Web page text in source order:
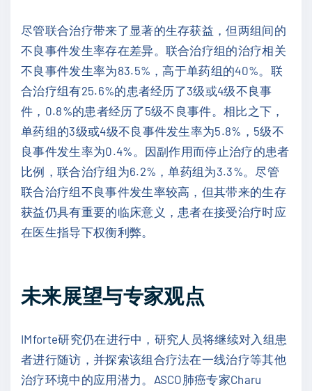
尽管联合治疗带来了显著的生存获益，但两组间的
不良事件发生率存在差异。联合治疗组的治疗相关
不良事件发生率为83.5%，高于单药组的40%。联
合治疗组有25.6%的患者经历了3级或4级不良事
件，0.8%的患者经历了5级不良事件。相比之下，
单药组的3级或4级不良事件发生率为5.8%，5级不
良事件发生率为0.4%。因副作用而停止治疗的患者
比例，联合治疗组为6.2%，单药组为3.3%。尽管
联合治疗组不良事件发生率较高，但其带来的生存
获益仍具有重要的临床意义，患者在接受治疗时应
在医生指导下权衡利弊。
未来展望与专家观点
IMforte研究仍在进行中，研究人员将继续对入组患
者进行随访，并探索该组合疗法在一线治疗等其他
治疗环境中的应用潜力。ASCO肺癌专家Charu